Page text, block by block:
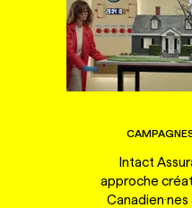
Intact
approche